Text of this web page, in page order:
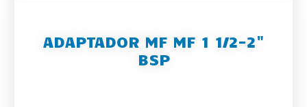
ADAPTADOR MF MF 1 1/2-2"
BSP